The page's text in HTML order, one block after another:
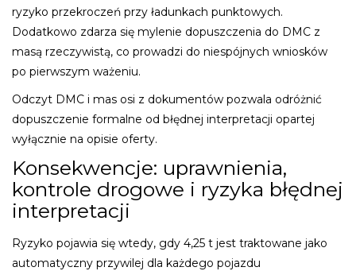
ryzyko przekroczeń przy ładunkach punktowych.
Dodatkowo zdarza się mylenie dopuszczenia do DMC z
masą rzeczywistą, co prowadzi do niespójnych wniosków
po pierwszym ważeniu.
Odczyt DMC i mas osi z dokumentów pozwala odróżnić
dopuszczenie formalne od błędnej interpretacji opartej
wyłącznie na opisie oferty.
Konsekwencje: uprawnienia,
kontrole drogowe i ryzyka błędnej
interpretacji
Ryzyko pojawia się wtedy, gdy 4,25 t jest traktowane jako
automatyczny przywilej dla każdego pojazdu